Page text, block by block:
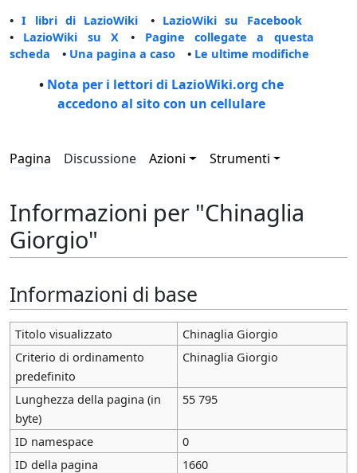
•I libri di LazioWiki • LazioWiki su Facebook
• LazioWiki su X • Pagine collegate a questa
scheda • Una pagina a caso • Le ultime modifiche
• Nota per i lettori di LazioWiki.org che
accedono al sito con un cellulare
Pagina Discussione Azioni Strumenti
Informazioni per "Chinaglia
Giorgio"
Informazioni di base
Titolo visualizzato
Chinaglia Giorgio
Criterio di ordinamento
predefinito
Chinaglia Giorgio
Lunghezza della pagina (in
byte)
55 795
ID namespace
0
ID della pagina
1660